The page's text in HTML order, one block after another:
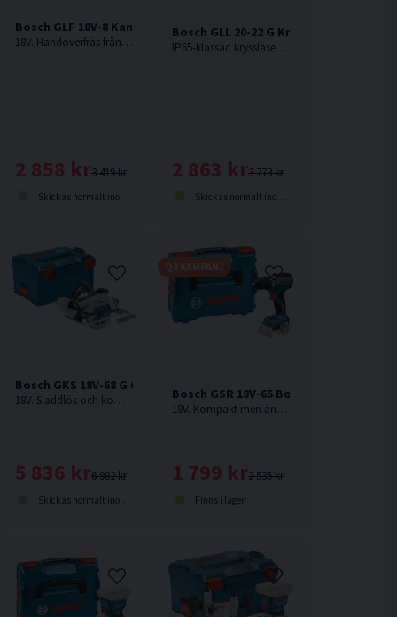
Högtalare 18V
Bosch GLF 18V-8 Kantfräs 18V
18V. Handöverfräs från Bosch med maximal effekt och kompatibilitet med funktioner i toppklass, för oslagbar mångsidighet. Levereras utan batteri och laddare.
3 419 kr
2 858 kr
Skickas normalt inom 1-3 dagar
Bosch GLL 20-22 G Krysslaser Grön
IP65-klassad krysslaser med gröna laserlinjer från Bosch.
3 773 kr
2 863 kr
Skickas normalt inom 1-3 dagar
14,4V-18V
Bosch GKS 18V-68 G Cirkelsåg 190mm 18V L-BOXX
18V. Sladdlös och kompakt allrounder för robust sågning – med sågklingan till vänster & justerbart varvtal. Levereras utan batteri och laddare.
6 982 kr
5 836 kr
Skickas normalt inom 1-3 dagar
Bosch GSR 18V-65 Borrskruvdragare
18V. Kompakt men ändå robust borrskruvdragare från Bosch som gör krävande skruvdragning enklare. Levereras utan batteri och laddare.
2 535 kr
1 799 kr
Finns i lager
Q3 KAMPANJ